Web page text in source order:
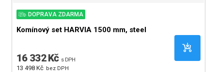
DOPRAVA ZDARMA
Komínový set HARVIA 1500 mm, steel
16 332 Kč s DPH
13 498 Kč bez DPH